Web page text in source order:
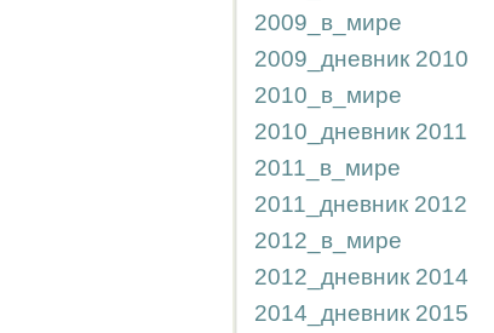
2009_в_мире
2009_дневник 2010
2010_в_мире
2010_дневник 2011
2011_в_мире
2011_дневник 2012
2012_в_мире
2012_дневник 2014
2014_дневник 2015